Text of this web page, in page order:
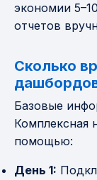
экономии
отчетов
Сколько
Базовые
Комплексная
помощью:
День 1: